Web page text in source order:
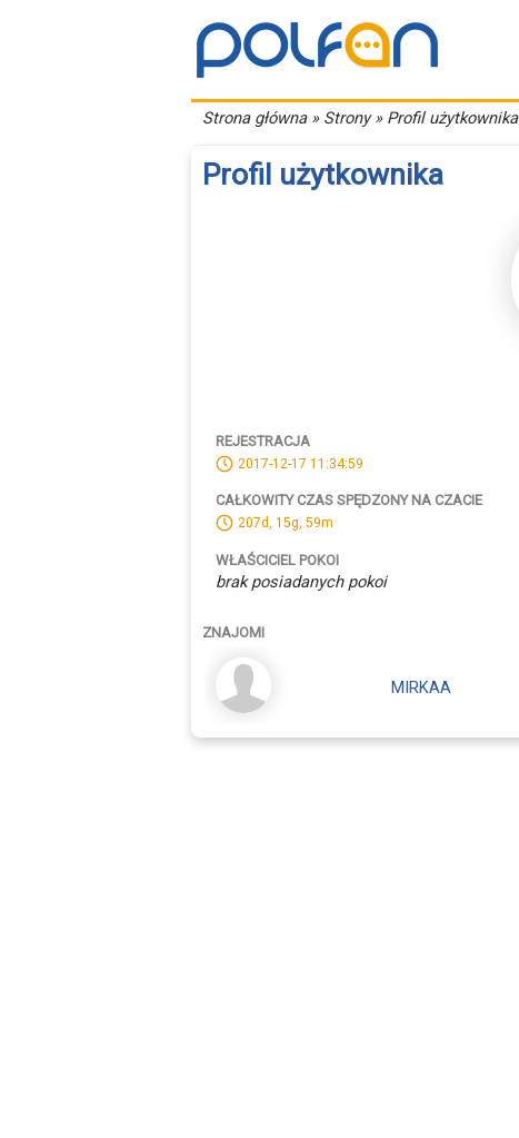
Strona główna» Strony » Profil użytkownika
Profil użytkownika
REJESTRACJA
2017-12-17 11:34:59
CAŁKOWITY CZAS SPĘDZONY NA CZACIE
207d, 15g, 59m
WŁAŚCICIEL POKOI
brak posiadanych pokoi
ZNAJOMI
MIRKAA